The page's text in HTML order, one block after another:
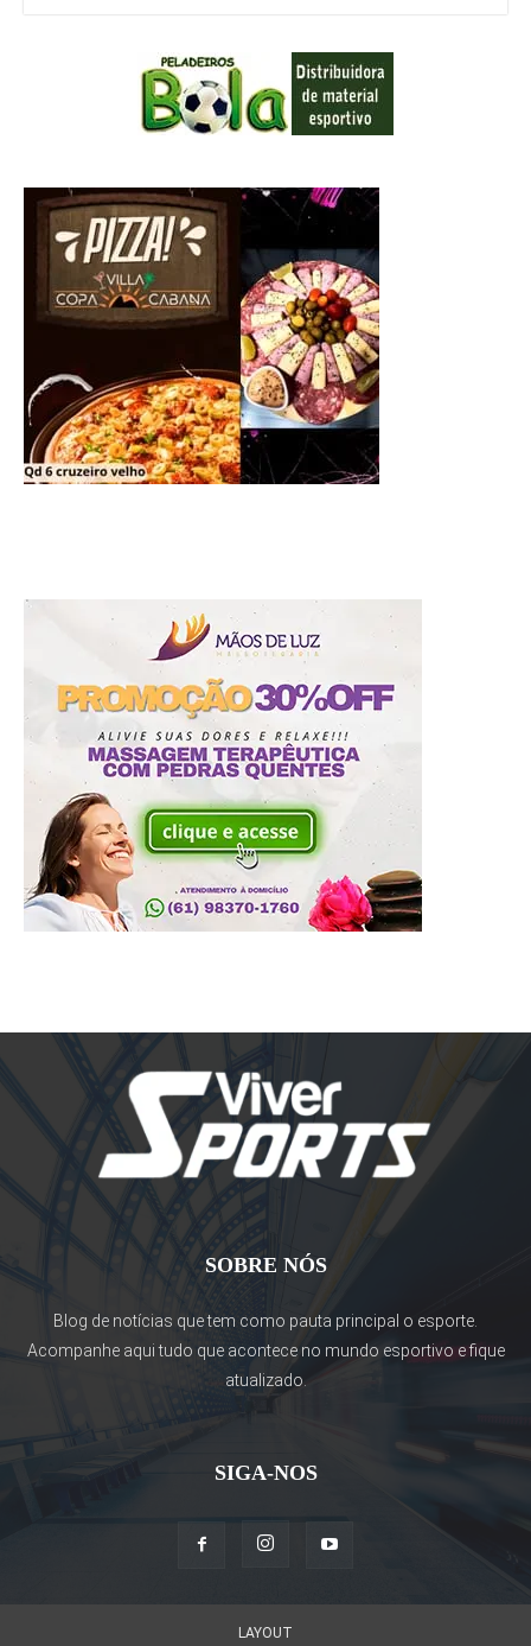
SOBRE NÓS
Blog de notícias que tem como pauta principal o esporte.
Acompanhe aqui tudo que acontece no mundo esportivo e fique
atualizado.
SIGA-NOS
LAYOUT